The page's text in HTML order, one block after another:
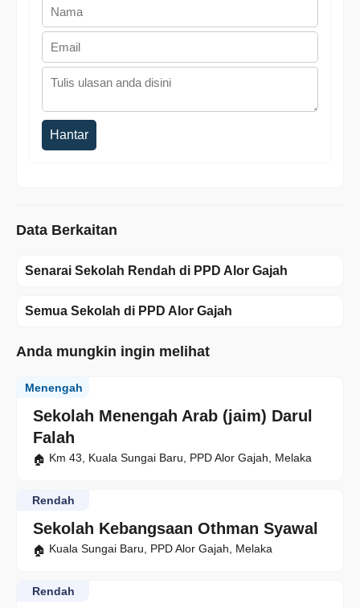
Hantar
Data Berkaitan
Senarai Sekolah Rendah di PPD Alor Gajah
Semua Sekolah di PPD Alor Gajah
Anda mungkin ingin melihat
Sekolah Menengah Arab (jaim) Darul
Falah
Menengah
Km 43, Kuala Sungai Baru, PPD Alor Gajah, Melaka
Sekolah Kebangsaan Othman Syawal
Rendah
Kuala Sungai Baru, PPD Alor Gajah, Melaka
Rendah